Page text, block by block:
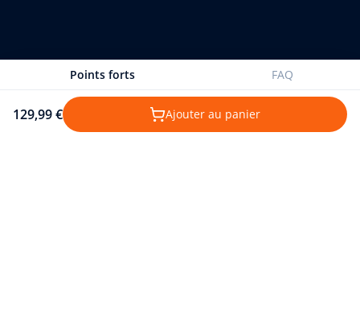
Points forts FAQ
129,99 € Ajouter au panier